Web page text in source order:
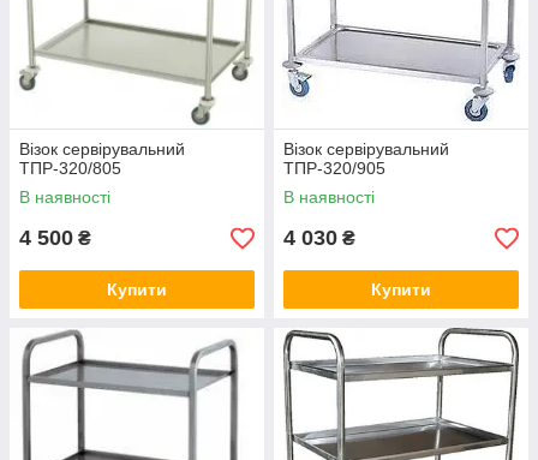
Візок сервірувальний
ТПР-320/805
В наявності
4 500 ₴
Купити
Візок сервірувальний
ТПР-320/905
В наявності
4 030 ₴
Купити